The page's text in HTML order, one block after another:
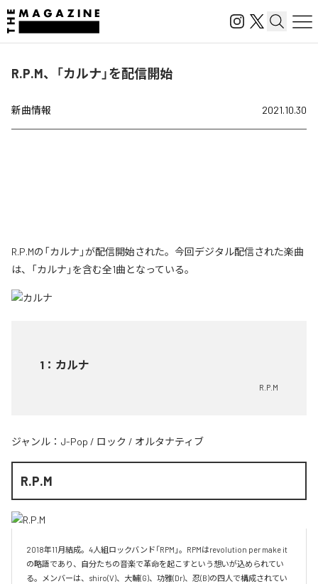
R.P.M、「カルナ」を配信開始
新曲情報 2021.10.30
R.P.Mの「カルナ」が配信開始された。今回デジタル配信された楽曲
は、「カルナ」を含む全1曲となっている。
1 ： カルナ
R.P.M
ジャンル： J-Pop / ロック / オルタナティブ
R.P.M
2018年11月結成。4人組ロックバンド「RPM」。RPMはrevolution per make it
の略語であり、自分たちの音楽で革命を起こすという想いが込められてい
る。メンバーは、shiro(V)、大輔(G)、功雅(Dr)、忍(B)の四人で構成されてい